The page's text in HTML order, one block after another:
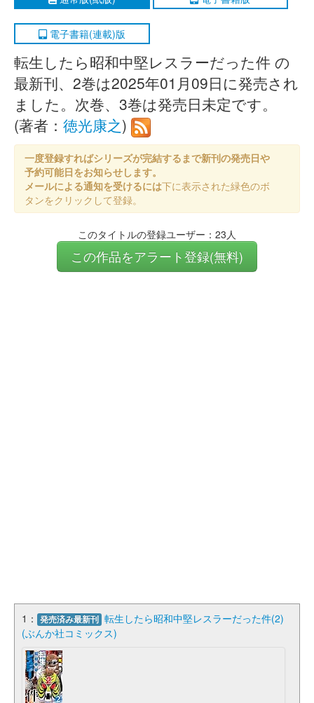
電子書籍(連載)版
転生したら昭和中堅レスラーだった件 の
最新刊、2巻は2025年01月09日に発売され
ました。次巻、3巻は発売日未定です。
(著者： 徳光康之)
一度登録すればシリーズが完結するまで新刊の発売日や
予約可能日をお知らせします。
メールによる通知を受けるには下に表示された緑色のボ
タンをクリックして登録。
このタイトルの登録ユーザー：23人
この作品をアラート登録(無料)
1： 発売済み最新刊 転生したら昭和中堅レスラーだった件(2)
(ぶんか社コミックス)